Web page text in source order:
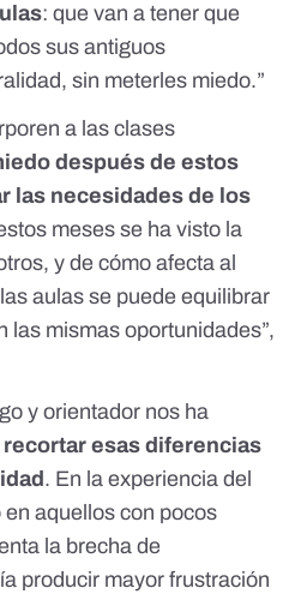
: que van a tener que
sus antiguos
sin meterles miedo.”
a las clases
después de estos
las necesidades de los
meses se ha visto la
y de cómo afecta al
aulas se puede equilibrar
las mismas oportunidades”,
y orientador nos ha
esas diferencias
. En la experiencia del
aquellos con pocos
la brecha de
producir mayor frustración